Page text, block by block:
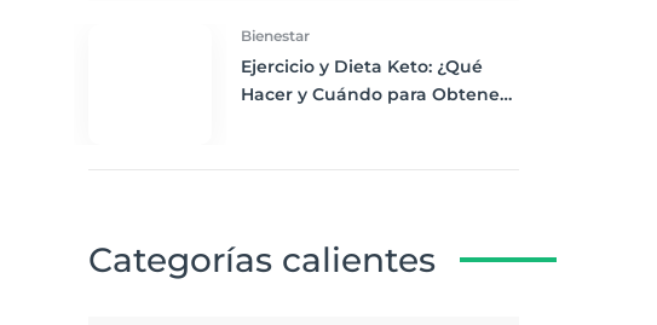
Bienestar
Ejercicio y Dieta Keto: ¿Qué
Hacer y Cuándo para Obtener
Categorías calientes